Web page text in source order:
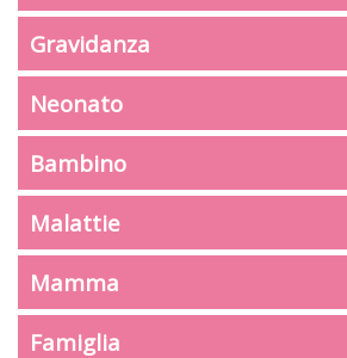
Gravidanza
Neonato
Bambino
Malattie
Mamma
Famiglia